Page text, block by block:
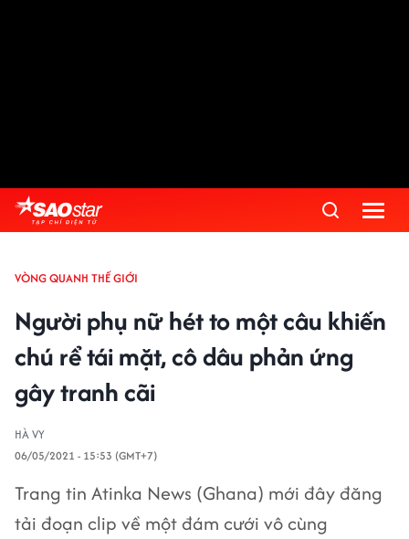
VÒNG QUANH THẾ GIỚI
Người phụ nữ hét to một câu khiến
chú rể tái mặt, cô dâu phản ứng
gây tranh cãi
HÀ VY
06/05/2021 - 15:53 (GMT+7)
Trang tin Atinka News (Ghana) mới đây đăng
tải đoạn clip về một đám cưới vô cùng